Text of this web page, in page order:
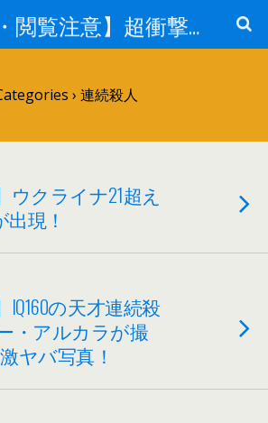
【危険・閲覧注意】超衝撃・超刺激的ニュース
› 連続殺人
ウクライナ21超え
現！
IQ160の天才連続殺
・アルカラが撮
ヤバ写真！